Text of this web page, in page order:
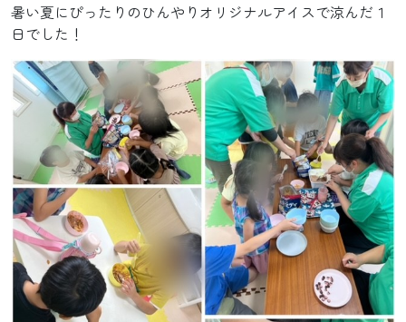
暑い夏にぴったりのひんやりオリジナルアイスで涼んだ１
日でした！